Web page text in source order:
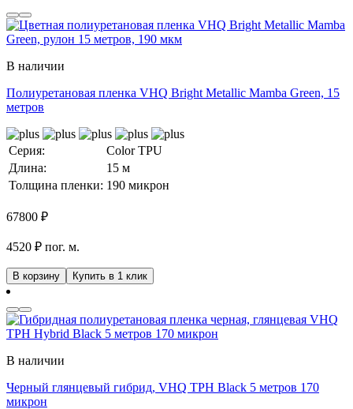
В наличии
Полиуретановая пленка VHQ Bright Metallic Mamba Green, 15
метров
Серия:
Color TPU
Длина:
15 м
Толщина пленки: 190 микрон
67800 ₽
4520 ₽ пог. м.
В корзину Купить в 1 клик
В наличии
Черный глянцевый гибрид, VHQ TPH Black 5 метров 170
микрон